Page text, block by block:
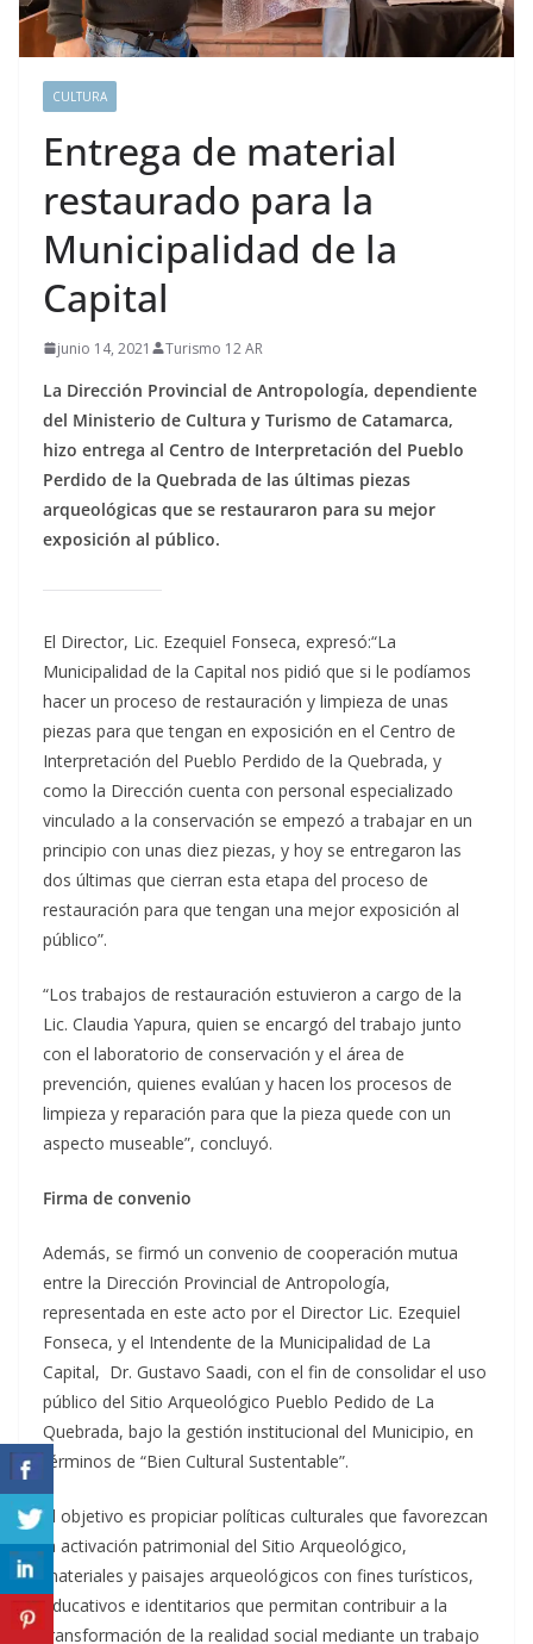
CULTURA
Entrega de material
restaurado para la
Municipalidad de la
Capital
junio 14, 2021 Turismo 12 AR
La Dirección Provincial de Antropología, dependiente
del Ministerio de Cultura y Turismo de Catamarca,
hizo entrega al Centro de Interpretación del Pueblo
Perdido de la Quebrada de las últimas piezas
arqueológicas que se restauraron para su mejor
exposición al público.
El Director, Lic. Ezequiel Fonseca, expresó:“La
Municipalidad de la Capital nos pidió que si le podíamos
hacer un proceso de restauración y limpieza de unas
piezas para que tengan en exposición en el Centro de
Interpretación del Pueblo Perdido de la Quebrada, y
como la Dirección cuenta con personal especializado
vinculado a la conservación se empezó a trabajar en un
principio con unas diez piezas, y hoy se entregaron las
dos últimas que cierran esta etapa del proceso de
restauración para que tengan una mejor exposición al
público”.
“Los trabajos de restauración estuvieron a cargo de la
Lic. Claudia Yapura, quien se encargó del trabajo junto
con el laboratorio de conservación y el área de
prevención, quienes evalúan y hacen los procesos de
limpieza y reparación para que la pieza quede con un
aspecto museable”, concluyó.
Firma de convenio
Además, se firmó un convenio de cooperación mutua
entre la Dirección Provincial de Antropología,
representada en este acto por el Director Lic. Ezequiel
Fonseca, y el Intendente de la Municipalidad de La
Capital, Dr. Gustavo Saadi, con el fin de consolidar el uso
público del Sitio Arqueológico Pueblo Pedido de La
Quebrada, bajo la gestión institucional del Municipio, en
términos de “Bien Cultural Sustentable”.
El objetivo es propiciar políticas culturales que favorezcan
la activación patrimonial del Sitio Arqueológico,
materiales y paisajes arqueológicos con fines turísticos,
educativos e identitarios que permitan contribuir a la
transformación de la realidad social mediante un trabajo